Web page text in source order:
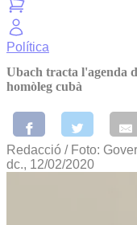
Política
Ubach tracta l'agenda
homòleg cubà
Redacció / Foto:
dc., 12/02/2020